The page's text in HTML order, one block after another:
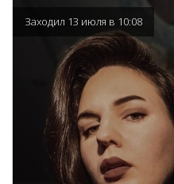
Заходил 13 июля в 10:08